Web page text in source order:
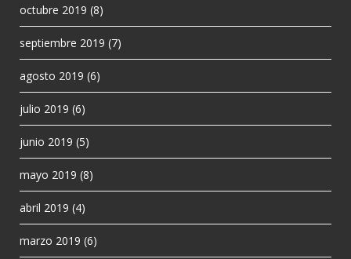
octubre 2019 (8)
septiembre 2019 (7)
agosto 2019 (6)
julio 2019 (6)
junio 2019 (5)
mayo 2019 (8)
abril 2019 (4)
marzo 2019 (6)